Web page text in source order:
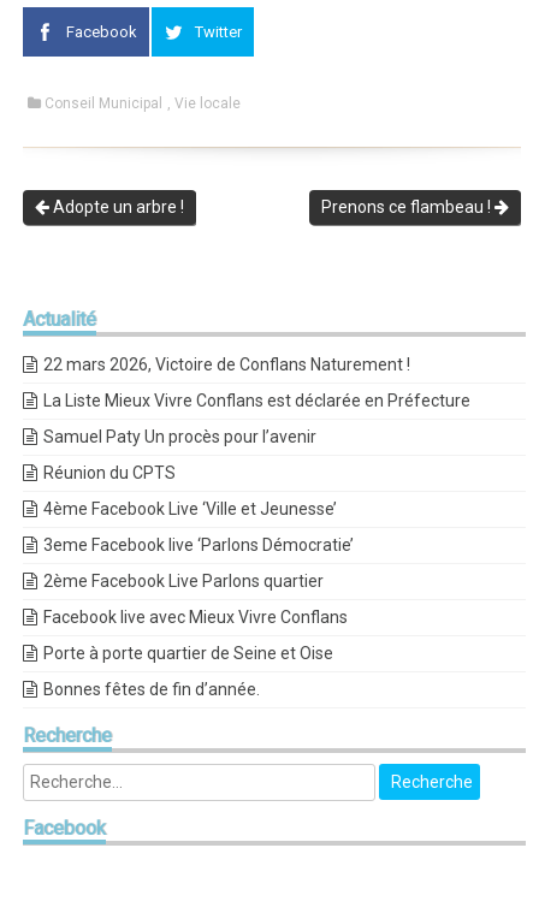
Facebook Twitter
Conseil Municipal ,Vie locale
Adopte un arbre ! Prenons ce flambeau !
Actualité
22 mars 2026, Victoire de Conflans Naturement !
La Liste Mieux Vivre Conflans est déclarée en Préfecture
Samuel Paty Un procès pour l’avenir
Réunion du CPTS
4ème Facebook Live ‘Ville et Jeunesse’
3eme Facebook live ‘Parlons Démocratie’
2ème Facebook Live Parlons quartier
Facebook live avec Mieux Vivre Conflans
Porte à porte quartier de Seine et Oise
Bonnes fêtes de fin d’année.
Recherche
Facebook